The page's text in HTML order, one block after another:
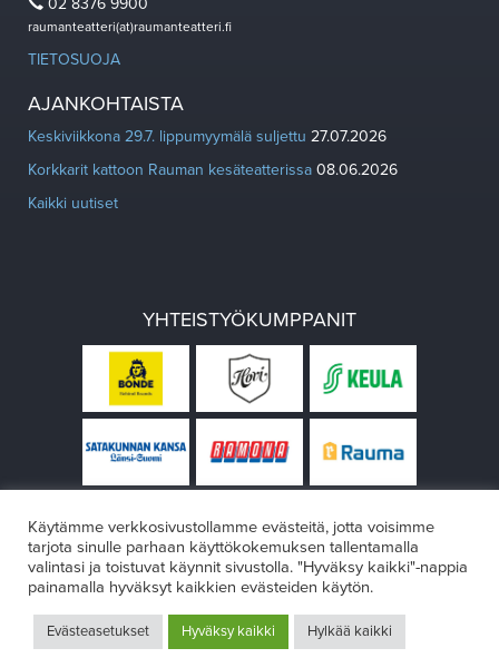
02 8376 9900
raumanteatteri(at)raumanteatteri.fi
TIETOSUOJA
AJANKOHTAISTA
Keskiviikkona 29.7. lippumyymälä suljettu 27.07.2026
Korkkarit kattoon Rauman kesäteatterissa 08.06.2026
Kaikki uutiset
YHTEISTYÖKUMPPANIT
Design:VÄRIKÄS
Käytämme verkkosivustollamme evästeitä, jotta voisimme
tarjota sinulle parhaan käyttökokemuksen tallentamalla
valintasi ja toistuvat käynnit sivustolla. "Hyväksy kaikki"-nappia
painamalla hyväksyt kaikkien evästeiden käytön.
Evästeasetukset Hyväksy kaikki Hylkää kaikki